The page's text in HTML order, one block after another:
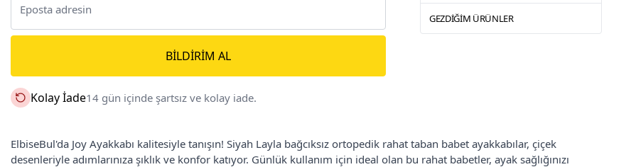
BILDIRIM AL
Kolay İade14 gün içinde şartsız ve kolay iade.
GEZDIĞIM ÜRÜNLER
ElbiseBul'da Joy Ayakkabı kalitesiyle tanışın! Siyah Layla bağcıksız ortopedik rahat taban babet ayakkabılar, çiçek
desenleriyle adımlarınıza şıklık ve konfor katıyor. Günlük kullanım için ideal olan bu rahat babetler, ayak sağlığınızı